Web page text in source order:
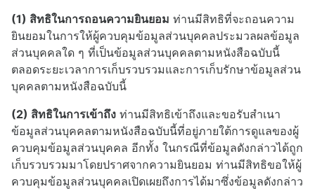
(1) สิทธิในการถอนความยินยอม ท่านมีสิทธิที่จะถอนความ
ยินยอมในการให้ผู้ควบคุมข้อมูลส่วนบุคคลประมวลผลข้อมูล
ส่วนบุคคลใด ๆ ที่เป็นข้อมูลส่วนบุคคลตามหนังสือฉบับนี้
ตลอดระยะเวลาการเก็บรวบรวมและการเก็บรักษาข้อมูลส่วน
บุคคลตามหนังสือฉบับนี้
(2) สิทธิในการเข้าถึง ท่านมีสิทธิเข้าถึงและขอรับสำเนา
ข้อมูลส่วนบุคคลตามหนังสือฉบับนี้ที่อยู่ภายใต้การดูแลของผู้
ควบคุมข้อมูลส่วนบุคคล อีกทั้ง ในกรณีที่ข้อมูลดังกล่าวได้ถูก
เก็บรวบรวมมาโดยปราศจากความยินยอม ท่านมีสิทธิขอให้ผู้
ควบคุมข้อมูลส่วนบุคคลเปิดเผยถึงการได้มาซึ่งข้อมูลดังกล่าว